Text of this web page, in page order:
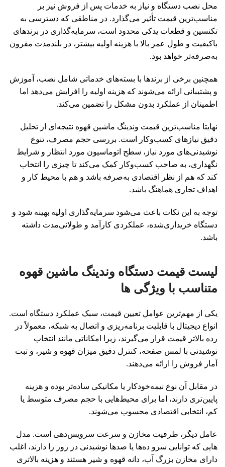
محل نصب دستگاه و نیاز به خدمات پس از فروش نیز بر
مناسب‌ترین قیمت تأثیر می‌گذارد. در مناطقی که دسترسی به
تکنسین و قطعات یدکی محدود است، سرمایه‌گذاری در برند‌های
باکیفیت و طول عمر بالا با هزینه اولیه بیشتر، در بلندمدت مقرون
‌به‌صرفه‌تر خواهد بود.
همچنین برخی از برندها با بسته‌های خدماتی شامل نصب، آموزش
و پشتیبانی ارائه می‌شوند که هزینه اولیه را افزایش می‌دهد اما
اطمینان از عملکرد بدون مشکل را تضمین می‌کند.
نهایتا مناسب‌ترین قیمت وندینگ ماشین قهوه نتیجه‌ای از تحلیل
دقیق نیازهای کسب‌وکار است. بررسی حجم مصرف، تنوع
نوشیدنی‌های مورد نیاز، سطح اتوماسیون مورد انتظار و شرایط
نگهداری، به صاحب کسب‌وکار کمک می‌کند تا چیزی را انتخاب
کند که هم از نظر اقتصادی به‌صرفه باشد و هم با محیط کار و
اهداف تجاری هماهنگ باشد.
توجه به این نکات باعث می‌شود سرمایه‌گذاری اولیه بهینه شود و
دستگاه خریداری‌شده، عملکردی کارآمد و طولانی‌مدت داشته
باشد.
لیست قیمت دستگاه وندینگ ماشین قهوه
متناسب با ویژگی ها
یکی از مهم‌ترین عوامل تعیین قیمت، سبک عملکرد دستگاه است.
انواع دیجیتال با قابلیت برنامه‌ریزی و اتصال به شبکه، معمولاً در
رده بالاتر قیمت قرار می‌گیرند، زیرا امکاناتی مانند انتخاب
نوشیدنی با لمس صفحه، کنترل دقیق میزان قهوه و شیر، و ثبت
آمار فروش را ارائه می‌دهند.
در مقابل آن نوع نیمه‌خودکار یا مکانیکی ساده‌تر بوده و هزینه
پایین‌تری دارند، اما برای محیط‌هایی با حجم مصرف متوسط یا
کم، انتخابی اقتصادی محسوب می‌شوند.
عامل دیگر، ظرفیت مخازن و سرعت سرویس‌دهی است. مدل
‌هایی که توانایی سرو ده‌ها یا صدها نوشیدنی در روز را دارند، اغلب
دارای مخازن بزرگ آب، دانه قهوه و شیر هستند و هزینه بالاتری